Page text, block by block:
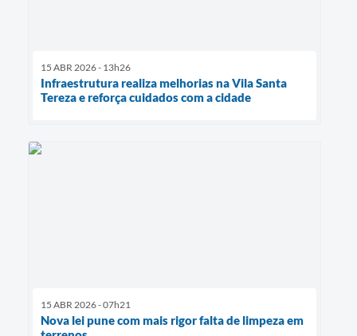
15 ABR 2026 - 13h26
Infraestrutura realiza melhorias na Vila Santa
Tereza e reforça cuidados com a cidade
15 ABR 2026 - 07h21
Nova lei pune com mais rigor falta de limpeza em